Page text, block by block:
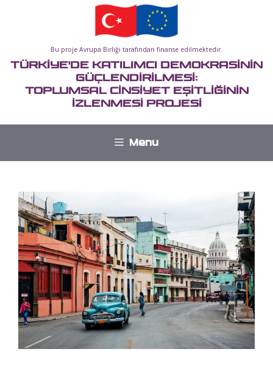
Bu proje Avrupa Birliği tarafından finanse edilmektedir.
TÜRKİYE'DE KATILIMCI DEMOKRASİNİN
GÜÇLENDİRİLMESİ:
TOPLUMSAL CİNSİYET EŞİTLİĞİNİN
İZLENMESİ PROJESİ
Menu